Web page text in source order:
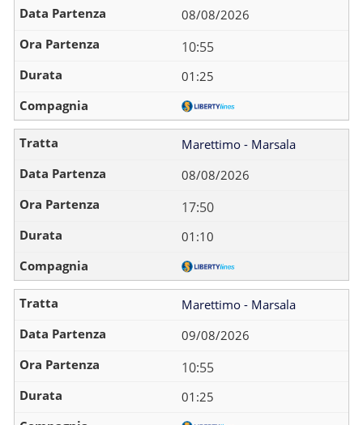
08/08/2026
10:55
01:25
Marettimo - Marsala
08/08/2026
17:50
01:10
Marettimo - Marsala
09/08/2026
10:55
01:25